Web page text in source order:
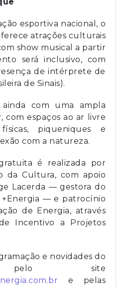
esportiva nacional, o
atrações culturais
show musical a partir
será inclusivo, com
de intérprete de
de Sinais).
com uma ampla
com espaços ao ar livre
piqueniques e
com a natureza.
é realizada por
da Cultura, com apoio
Lacerda — gestora do
+Energia — e patrocínio
de Energia, através
Incentivo a Projetos
e novidades do
pelo site
e pelas